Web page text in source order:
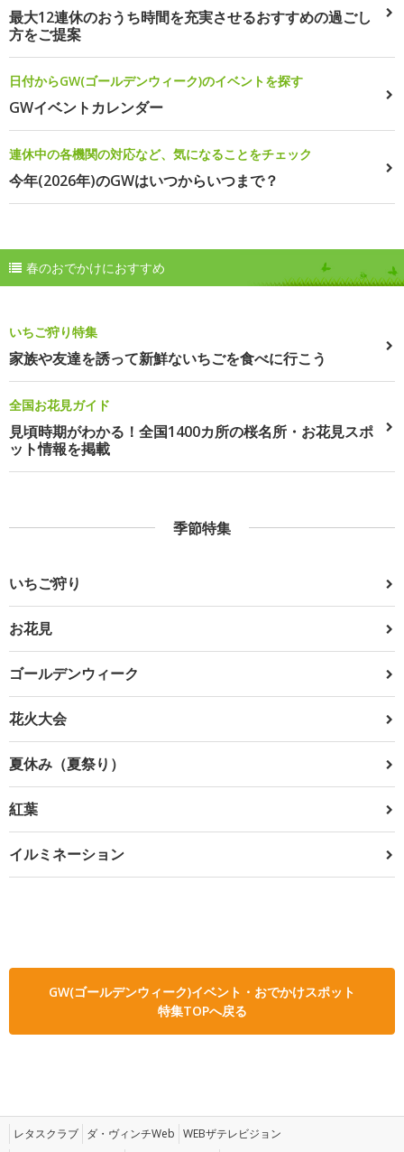
最大12連休のおうち時間を充実させるおすすめの過ごし
方をご提案
日付からGW(ゴールデンウィーク)のイベントを探す
GWイベントカレンダー
連休中の各機関の対応など、気になることをチェック
今年(2026年)のGWはいつからいつまで？
春のおでかけにおすすめ
いちご狩り特集
家族や友達を誘って新鮮ないちごを食べに行こう
全国お花見ガイド
見頃時期がわかる！全国1400カ所の桜名所・お花見スポ
ット情報を掲載
季節特集
いちご狩り
お花見
ゴールデンウィーク
花火大会
夏休み（夏祭り）
紅葉
イルミネーション
GW(ゴールデンウィーク)イベント・おでかけスポット
特集TOPへ戻る
レタスクラブ ダ・ヴィンチWeb WEBザテレビジョン